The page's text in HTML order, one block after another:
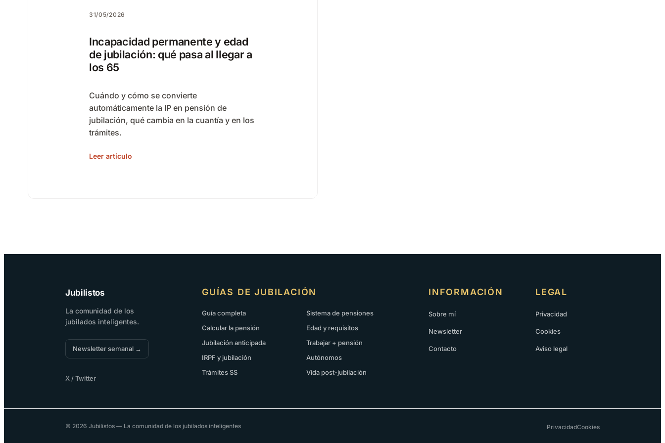
31/05/2026
Incapacidad permanente y edad
de jubilación: qué pasa al llegar a
los 65
Cuándo y cómo se convierte
automáticamente la IP en pensión de
jubilación, qué cambia en la cuantía y en los
trámites.
Leer artículo
Jubilistos
La comunidad de los
jubilados inteligentes.
Newsletter semanal →
X / Twitter
GUÍAS DE JUBILACIÓN
Guía completa
Sistema de pensiones
Calcular la pensión
Edad y requisitos
Jubilación anticipada
Trabajar + pensión
IRPF y jubilación
Autónomos
Trámites SS
Vida post-jubilación
INFORMACIÓN
Sobre mí
Newsletter
Contacto
LEGAL
Privacidad
Cookies
Aviso legal
© 2026 Jubilistos — La comunidad de los jubilados inteligentes PrivacidadCookies